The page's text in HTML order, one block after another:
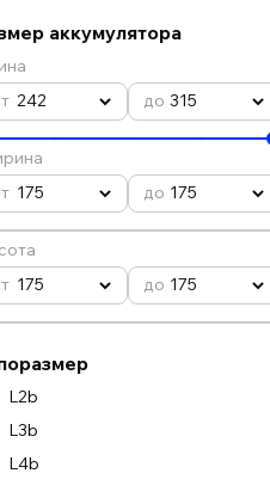
аккумулятора
242
315
175
175
175
175
L2b
L3b
L4b